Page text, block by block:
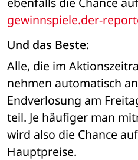
gewinnspiele.der-
Und das Beste:
Alle, die im
nehmen automatisch
Endverlosung am
teil. Je häufiger man
wird also die Chance
Hauptpreise.